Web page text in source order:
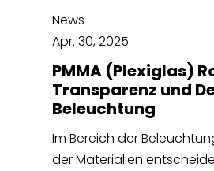
News
Apr. 30, 2025
PMMA (Plexiglas)
Transparenz und
Beleuchtung
Im Bereich der
der Materialien